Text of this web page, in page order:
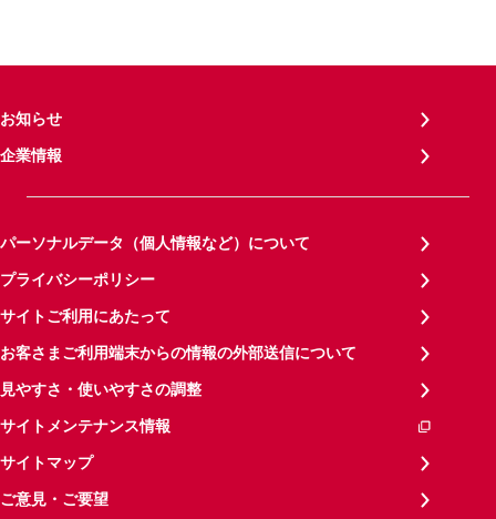
お知らせ
企業情報
パーソナルデータ（個人情報など）について
プライバシーポリシー
サイトご利用にあたって
お客さまご利用端末からの情報の外部送信について
見やすさ・使いやすさの調整
サイトメンテナンス情報
サイトマップ
ご意見・ご要望